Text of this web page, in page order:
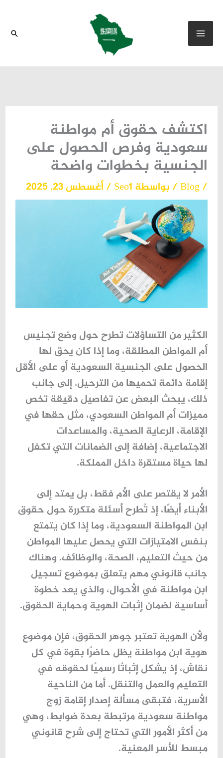
إلى
المحتوى
البحث
اكتشف حقوق أم مواطنة
سعودية وفرص الحصول على
الجنسية بخطوات واضحة
/
Blog/ بواسطة Seo1
/أغسطس 23, 2025
الكثير من التساؤلات تطرح حول وضعتجنيس
أم المواطن المطلقة، وما إذا كان يحق لها
الحصول على الجنسية السعودية أو على الأقل
إقامة دائمة تحميها من الترحيل. إلى جانب
ذلك، يبحث البعض عن تفاصيل دقيقة تخص
مميزات أم المواطن السعودي، مثل حقها في
الإقامة، الرعاية الصحية، والمساعدات
الاجتماعية، إضافة إلى الضمانات التي تكفل
لها حياة مستقرة داخل المملكة.
الأمر لا يقتصر على الأم فقط، بل يمتد إلى
الأبناء أيضًا، إذ تُطرح أسئلة متكررة حول حقوق
ابن المواطنة السعودية، وما إذا كان يتمتع
بنفس الامتيازات التي يحصل عليها المواطن
من حيث التعليم، الصحة، والوظائف. وهناك
جانب قانوني مهم يتعلق بموضوع تسجيل
ابن مواطنة في الأحوال، والذي يعد خطوة
أساسية لضمان إثبات الهوية وحماية الحقوق.
ولأن الهوية تعتبر جوهر الحقوق، فإن موضوع
هوية ابن مواطنة يظل حاضرًا بقوة في كل
نقاش، إذ يشكل إثباتًا رسميًا لحقوقه في
التعليم والعمل والتنقل. أما من الناحية
الأسرية، فتبقى مسألةإصدار إقامة زوج
مواطنة سعوديةمرتبطة بعدة ضوابط، وهي
من أكثر الأمور التي تحتاج إلى شرح قانوني
مبسط للأسر المعنية.